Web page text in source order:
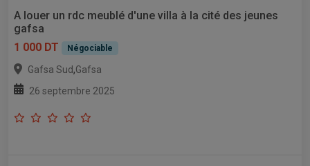
A louer un rdc meublé d'une villa à la cité des jeunes
gafsa
1 000 DT
Négociable
Gafsa Sud,Gafsa
26 septembre 2025